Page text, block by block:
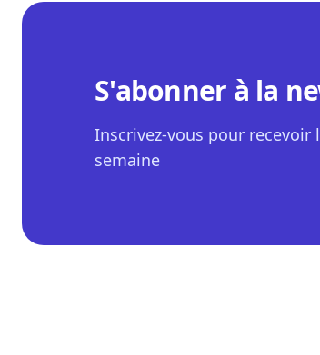
S'abonner à la
Inscrivez-vous pour
semaine